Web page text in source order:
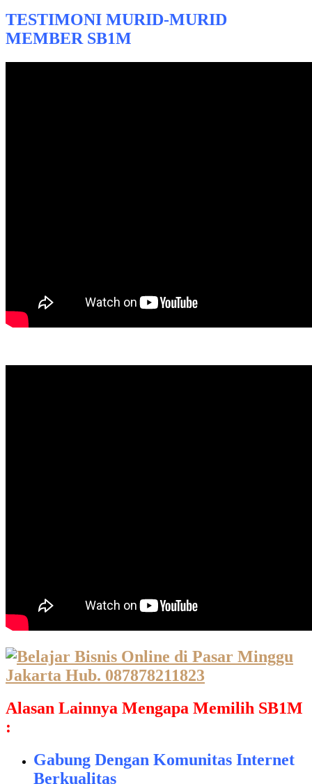
TESTIMONI MURID-MURID
MEMBER SB1M
Alasan Lainnya Mengapa Memilih SB1M
:
Gabung Dengan Komunitas Internet
Berkualitas